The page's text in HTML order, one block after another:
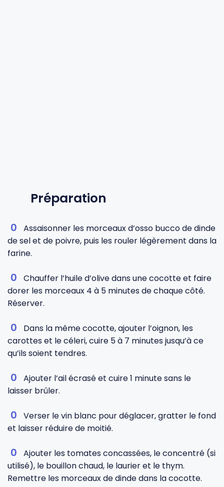
Préparation
Assaisonner les morceaux d’osso bucco de dinde
de sel et de poivre, puis les rouler légèrement dans la
farine.
Chauffer l’huile d’olive dans une cocotte et faire
dorer les morceaux 4 à 5 minutes de chaque côté.
Réserver.
Dans la même cocotte, ajouter l’oignon, les
carottes et le céleri, cuire 5 à 7 minutes jusqu’à ce
qu’ils soient tendres.
Ajouter l’ail écrasé et cuire 1 minute sans le
laisser brûler.
Verser le vin blanc pour déglacer, gratter le fond
et laisser réduire de moitié.
Ajouter les tomates concassées, le concentré (si
utilisé), le bouillon chaud, le laurier et le thym.
Remettre les morceaux de dinde dans la cocotte.